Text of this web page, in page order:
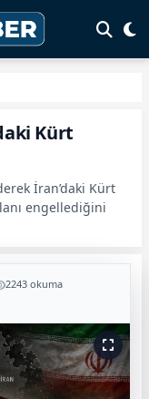
Kürt
İran’daki Kürt
engellediğini
2243 okuma